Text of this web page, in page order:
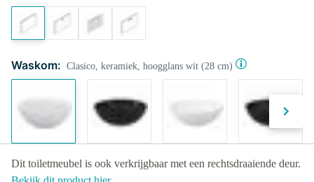
Waskom: Clasico, keramiek, hoogglans wit (28 cm)
Dit toiletmeubel is ook verkrijgbaar met een rechtsdraaiende deur.